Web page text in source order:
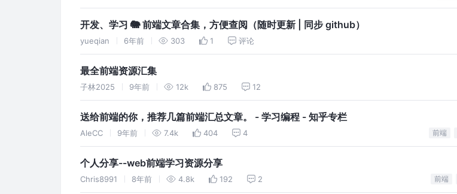
开发、学习 🐘 前端文章合集，方便查阅（随时更新 | 同步 github）
yueqian 6年前 303 1 评论
最全前端资源汇集
子林2025 9年前 12k 875 12
送给前端的你，推荐几篇前端汇总文章。 - 学习编程 - 知乎专栏
AleCC 9年前 7.4k 404 4 前端
个人分享--web前端学习资源分享
Chris8991 8年前 4.8k 192 2 前端